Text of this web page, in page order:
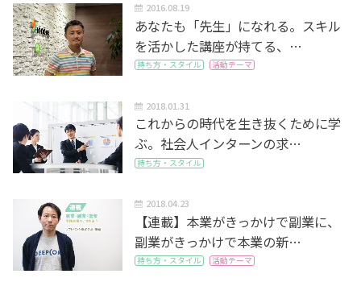
2016.08.19
あなたも「先生」になれる。スキル
を活かした講座が持てる、…
持ち方・スタイル 活動テーマ
2018.01.31
これからの時代を生き抜くために学
ぶ。社会人インターンの求…
持ち方・スタイル
2018.04.23
【連載】本業がきっかけで副業に、
副業がきっかけで本業の新…
持ち方・スタイル 活動テーマ